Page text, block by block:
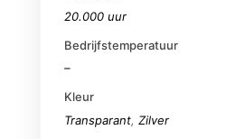
20.000 uur
Bedrijfstemperatuur
–
Kleur
Transparant, Zilver